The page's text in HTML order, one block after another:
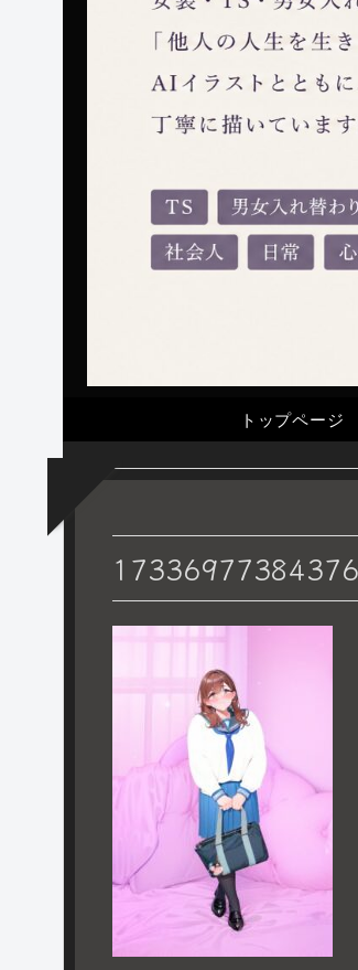
トップページ